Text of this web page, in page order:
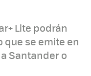
Lite podrán
se emite en
Santander o